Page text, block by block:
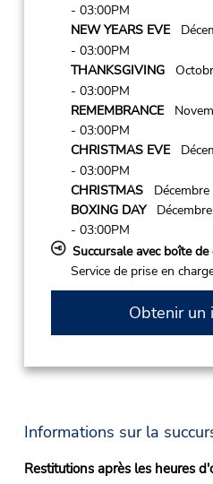
- 03:00PM
NEW YEARS EVE
- 03:00PM
THANKSGIVING
- 03:00PM
REMEMBRANCE
- 03:00PM
CHRISTMAS EVE
- 03:00PM
CHRISTMASDécembre
BOXING DAY
- 03:00PM
Succursale avec boîte
Service de prise en
Obtenir un
Informations sur la
Restitutions après les heures